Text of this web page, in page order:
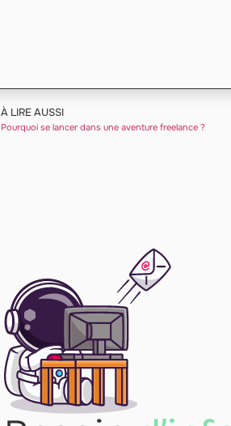
À LIRE AUSSI
Pourquoi se lancer dans une aventure freelance ?